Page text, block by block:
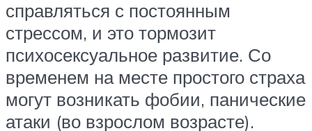
справляться с постоянным
стрессом, и это тормозит
психосексуальное развитие. Со
временем на месте простого страха
могут возникать фобии, панические
атаки (во взрослом возрасте).